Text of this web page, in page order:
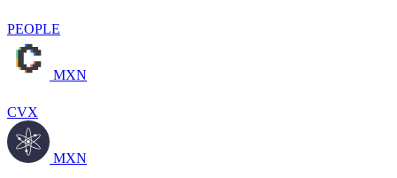
PEOPLE
MXN
CVX
MXN